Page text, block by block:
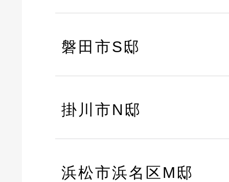
磐田市S邸
掛川市N邸
浜松市浜名区M邸